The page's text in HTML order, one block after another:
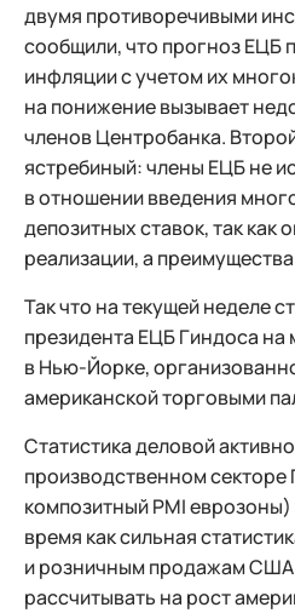
двумя противоречивыми
сообщили, что прогноз ЕЦБ
инфляции с учетом их
на понижение вызывает
членов Центробанка.
ястребиный: члены ЕЦБ не
в отношении введения
депозитных ставок, так как
реализации, а
Так что на текущей неделе
президента ЕЦБ Гиндоса на
в Нью-Йорке,
американской торговыми
Статистика деловой
производственном секторе
композитный PMI еврозоны)
время как сильная
и розничным продажам США
рассчитывать на рост